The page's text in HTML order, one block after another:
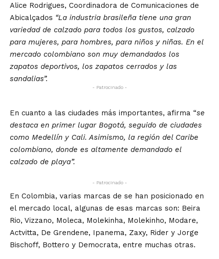
Alice Rodrigues, Coordinadora de Comunicaciones de
Abicalçados “La industria brasileña tiene una gran
variedad de calzado para todos los gustos, calzado
para mujeres, para hombres, para niños y niñas. En el
mercado colombiano son muy demandados los
zapatos deportivos, los zapatos cerrados y las
sandalias”.
- Patrocinado -
En cuanto a las ciudades más importantes, afirma “se
destaca en primer lugar Bogotá, seguido de ciudades
como Medellín y Cali. Asimismo, la región del Caribe
colombiano, donde es altamente demandado el
calzado de playa”.
- Patrocinado -
En Colombia, varias marcas de se han posicionado en
el mercado local, algunas de esas marcas son: Beira
Rio, Vizzano, Moleca, Molekinha, Molekinho, Modare,
Actvitta, De Grendene, Ipanema, Zaxy, Rider y Jorge
Bischoff, Bottero y Democrata, entre muchas otras.